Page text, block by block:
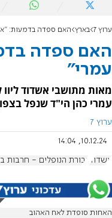
ערוץ 7 בארץ האם ספדה בדמעות:
האם ספדה
עמרי"
מאות מתושבי אשדוד
עמרי כהן הי"ד שנפל
ערוץ 7
10.12.24, 14:04
אשדוד גבורת הנופלים - חרבות
האחות סופדת לאח האהוב